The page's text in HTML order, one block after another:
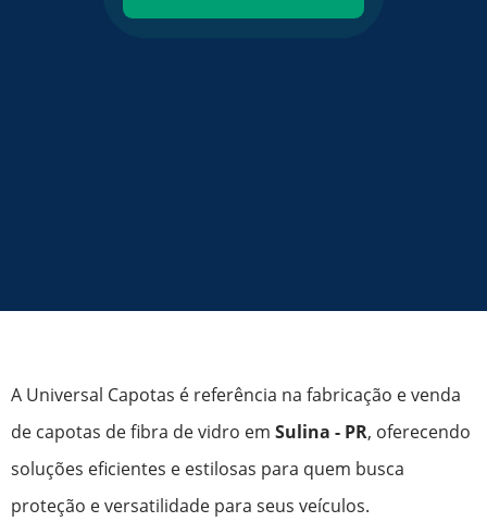
A Universal Capotas é referência na fabricação e venda
de capotas de fibra de vidro em Sulina - PR, oferecendo
soluções eficientes e estilosas para quem busca
proteção e versatilidade para seus veículos.